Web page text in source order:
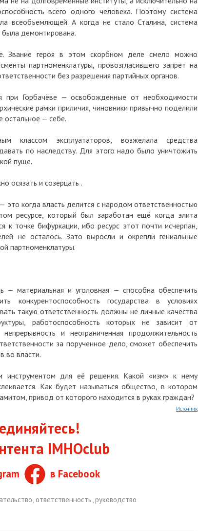
всего одного человека. Поэтому система
всеобъемлющей. А когда не стало Сталина, система
демонтирована.
Звание героя в этом скорбном деле смело можно
партноменклатуры, провозгласившего запрет на
без разрешения партийных органов.
при Горбачёве — освобожденные от необходимости
рамки приличия, чиновники привычно поделили
остальное — себе.
классом эксплуататоров, возжелала средства
по наследству. Для этого надо было уничтожить
пуще.
осязать и созерцать .
когда власть делится с народом ответственностью
ресурсе, который был заработан ещё когда элита
точке бифуркации, ибо ресурс этот почти исчерпан,
не осталось. Зато выросли и окрепли гениальные
партноменклатуры.
— материальная и уголовная — способна обеспечить
конкурентоспособность государства в условиях
такую ответственность должны не личные качества
работоспособность которых не зависит от
и неограниченная продолжительность
за порученное дело, сможет обеспечить
во власти.
инструментом для её решения. Какой «изм» к нему
Как будет называться общество, в котором
привод от которого находится в руках граждан?
Источник
IMHOclub
в Facebook
, ответственность,руководство